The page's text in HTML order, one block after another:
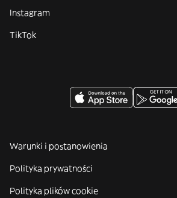
Instagram
TikTok
Warunki i postanowienia
Polityka prywatności
Polityka plików cookie